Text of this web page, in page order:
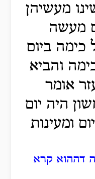
מעשיהן
מעשה
כימה ביום
והביא
אומר
היה יום
ומעינות
דההוא קרא